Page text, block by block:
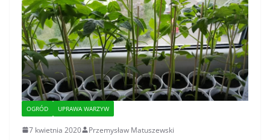
OGRÓD UPRAWA WARZYW
7 kwietnia 2020 Przemysław Matuszewski